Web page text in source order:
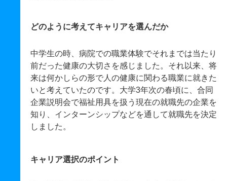
どのように考えてキャリアを選んだか
中学生の時、病院での職業体験でそれまでは当たり
前だった健康の大切さを感じました。それ以来、将
来は何かしらの形で人の健康に関わる職業に就きた
いと考えていたのです。大学3年次の春頃に、合同
企業説明会で福祉用具を扱う現在の就職先の企業を
知り、インターンシップなどを通して就職先を決定
しました。
キャリア選択のポイント